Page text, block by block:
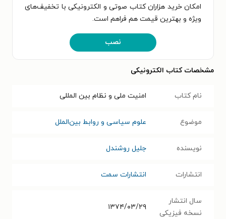
امکان خرید هزاران کتاب صوتی و الکترونیکی با تخفیف‌های
ویژه و بهترین قیمت هم فراهم است.
نصب
مشخصات کتاب الکترونیکی
نام کتاب امنیت ملی و نظام بین المللی
موضوع علوم سیاسی و روابط بین‌الملل
نویسنده جلیل روشندل
انتشارات انتشارات سمت
سال انتشار
نسخه فیزیکی
۱۳۷۴/۰۳/۲۹